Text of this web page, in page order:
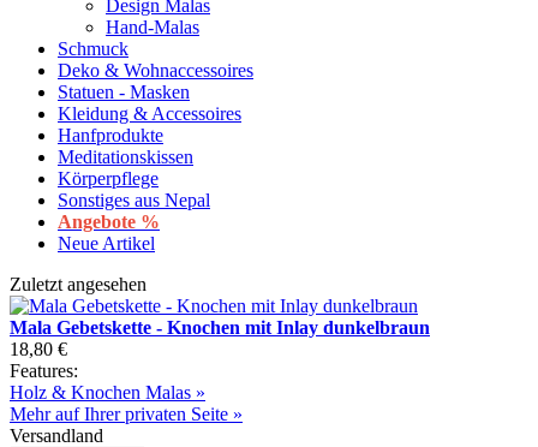
Design Malas
Hand-Malas
Schmuck
Deko & Wohnaccessoires
Statuen - Masken
Kleidung & Accessoires
Hanfprodukte
Meditationskissen
Körperpflege
Sonstiges aus Nepal
Angebote %
Neue Artikel
Zuletzt angesehen
Mala Gebetskette - Knochen mit Inlay dunkelbraun
18,80 €
Features:
Holz & Knochen Malas »
Mehr auf Ihrer privaten Seite »
Versandland